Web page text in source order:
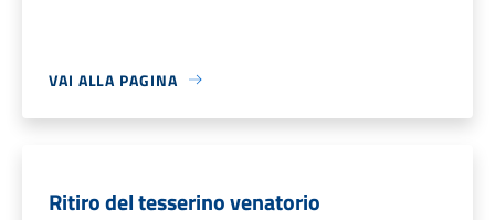
VAI ALLA PAGINA
Ritiro del tesserino venatorio